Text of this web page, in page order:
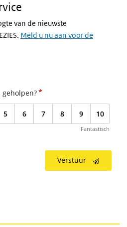
van de nieuwste
Meld u nu aan voor de
*
5 6 7 8 9 10
Fantastisch
Verstuur